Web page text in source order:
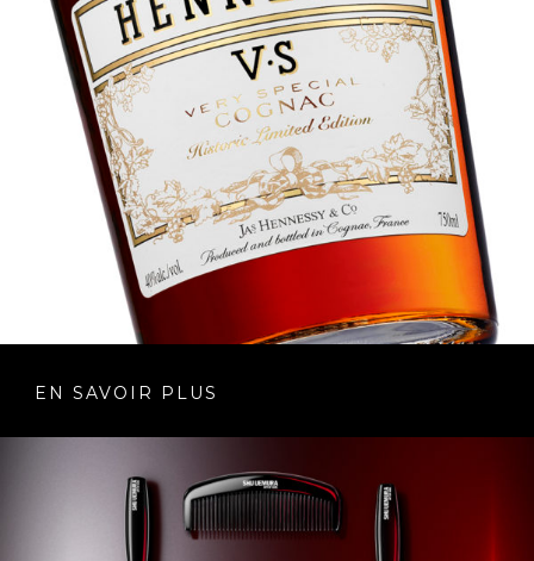
EN SAVOIR PLUS